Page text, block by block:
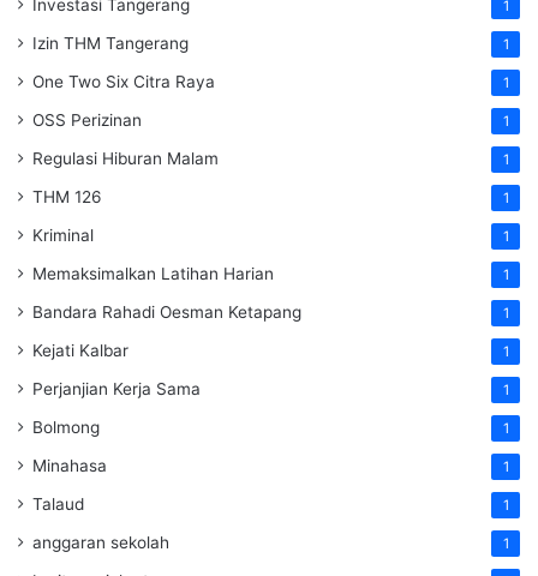
Investasi Tangerang 1
Izin THM Tangerang 1
One Two Six Citra Raya 1
OSS Perizinan 1
Regulasi Hiburan Malam 1
THM 126 1
Kriminal 1
Memaksimalkan Latihan Harian 1
Bandara Rahadi Oesman Ketapang 1
Kejati Kalbar 1
Perjanjian Kerja Sama 1
Bolmong 1
Minahasa 1
Talaud 1
anggaran sekolah 1